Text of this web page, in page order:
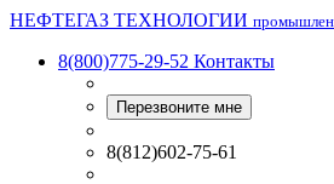
НЕФТЕГАЗ ТЕХНОЛОГИИ
8(800)775-29-52 Контакты
Перезвоните мне
8(812)602-75-61